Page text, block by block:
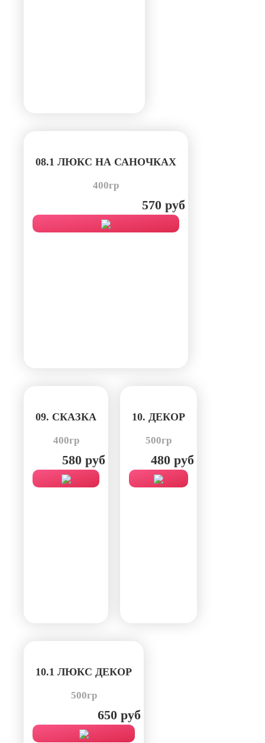
08.1 ЛЮКС НА САНОЧКАХ
400гр
570 руб
09. СКАЗКА
400гр
580 руб
10. ДЕКОР
500гр
480 руб
10.1 ЛЮКС ДЕКОР
500гр
650 руб